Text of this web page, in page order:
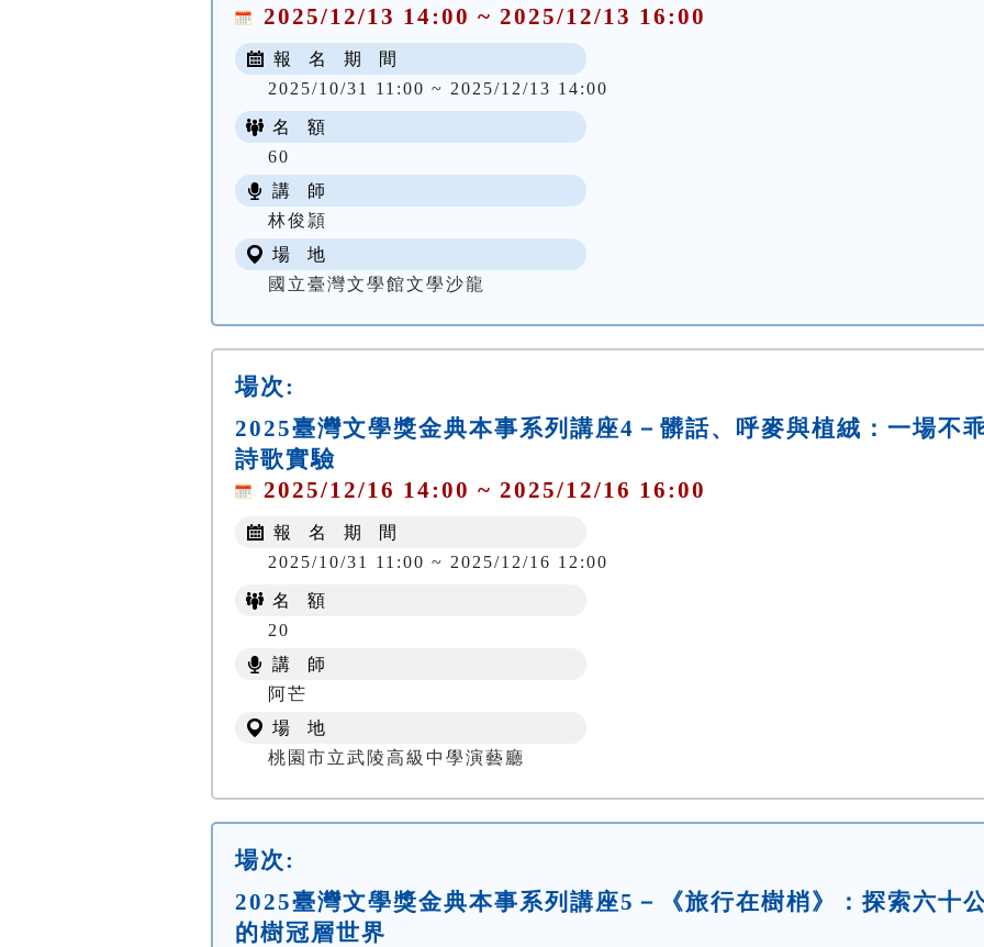
2025/12/13 14:00 ~ 2025/12/13 16:00
報 名 期 間
2025/10/31 11:00 ~ 2025/12/13 14:00
名 額
60
講 師
林俊頴
場 地
國立臺灣文學館文學沙龍
場次:
2025臺灣文學獎金典本事系列講座4－髒話、呼麥與植絨：一場不
詩歌實驗
2025/12/16 14:00 ~ 2025/12/16 16:00
報 名 期 間
2025/10/31 11:00 ~ 2025/12/16 12:00
名 額
20
講 師
阿芒
場 地
桃園市立武陵高級中學演藝廳
場次:
2025臺灣文學獎金典本事系列講座5－《旅行在樹梢》：探索六十
的樹冠層世界